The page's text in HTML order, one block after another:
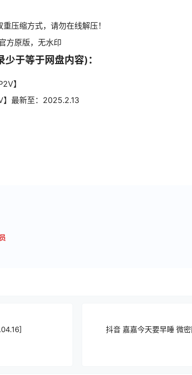
压缩方式，请勿在线解压！
方原版，无水印
于等于网盘内容)：
】
最新至：2025.2.13
抖音 嘉嘉今天要早睡 微